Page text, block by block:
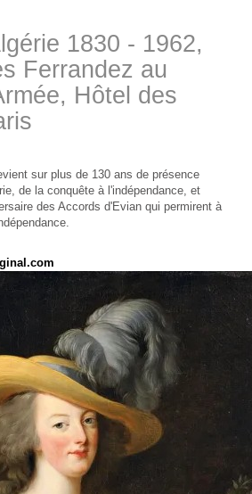
1830 - 1962,
Ferrandez au
Hôtel des
sur plus de 130 ans de présence
de la conquête à l'indépendance, et
des Accords d'Evian qui permirent à